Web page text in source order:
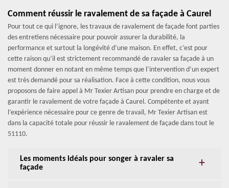
Comment réussir le ravalement de sa façade à Caurel
Pour tout ce qui l’ignore, les travaux de ravalement de façade font parties
des entretiens nécessaire pour pouvoir assurer la durabilité, la
performance et surtout la longévité d’une maison. En effet, c’est pour
cette raison qu’il est strictement recommandé de ravaler sa façade à un
moment donner en notant en même temps que l’intervention d’un expert
est très demandé pour sa réalisation. Face à cette condition, nous vous
proposons de faire appel à Mr Texier Artisan pour prendre en charge et de
garantir le ravalement de votre façade à Caurel. Compétente et ayant
l’expérience nécessaire pour ce genre de travail, Mr Texier Artisan est
dans la capacité totale pour réussir le ravalement de façade dans tout le
51110.
Les moments idéals pour songer à ravaler sa
façade